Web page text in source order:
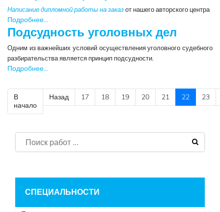
Написание дипломной работы на заказот нашего авторского центра
Подробнее...
Подсудность уголовных дел
Одним из важнейших условий осуществления уголовного судебного
разбирательства является принцип подсудности.
Подробнее...
В
начало
Назад 17 18 19 20 21 22 23
СПЕЦИАЛЬНОСТИ